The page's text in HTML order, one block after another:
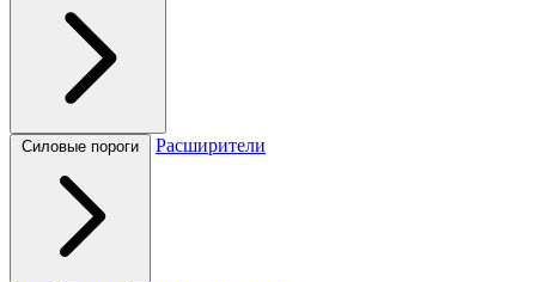
Силовые пороги Расширители